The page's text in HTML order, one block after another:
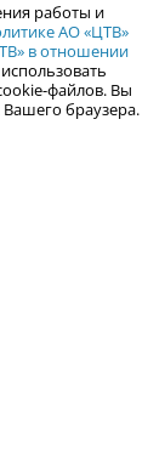
«Афиша»
сайта
данных
работы и
АО «ЦТВ»
в отношении
файлов. Вы
браузера.